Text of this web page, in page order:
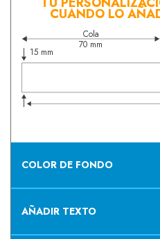
CUANDO LO
70 mm
15 mm
Cola
COLOR DE FONDO
AÑADIR TEXTO